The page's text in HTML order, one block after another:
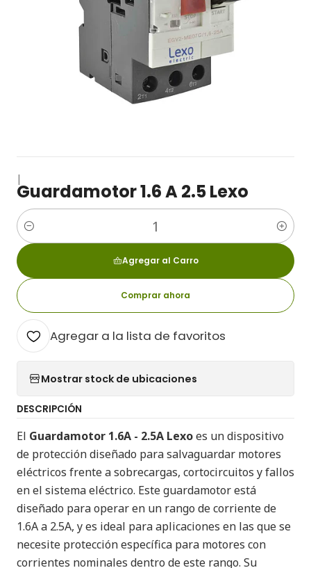
|
Guardamotor 1.6 A 2.5 Lexo
Cantidad
Agregar al Carro
Comprar ahora
Agregar a la lista de favoritos
Mostrar stock de ubicaciones
DESCRIPCIÓN
El Guardamotor 1.6A - 2.5A Lexoes un dispositivo
de protección diseñado para salvaguardar motores
eléctricos frente a sobrecargas, cortocircuitos y fallos
en el sistema eléctrico. Este guardamotor está
diseñado para operar en un rango de corriente de
1.6A a 2.5A, y es ideal para aplicaciones en las que se
necesite protección específica para motores con
corrientes nominales dentro de este rango. Su